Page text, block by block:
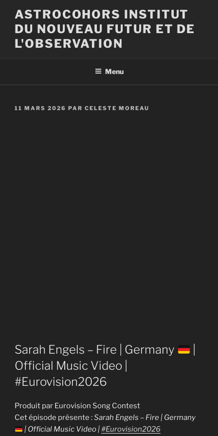
contenu
principal
ASTROCOHORS INSTITUT
DU NOUVEAU FUTUR ET DE
L'OBSERVATION
Menu
PUBLIÉ
11 MARS 2026 PAR CELESTE MOREAU
Sarah Engels – Fire | Germany
Official Music Video |
#Eurovision2026
Produit par Eurovision Song Contest
Cet épisode présente :Sarah Engels – Fire | Germany
| Official Music Video |#Eurovision2026